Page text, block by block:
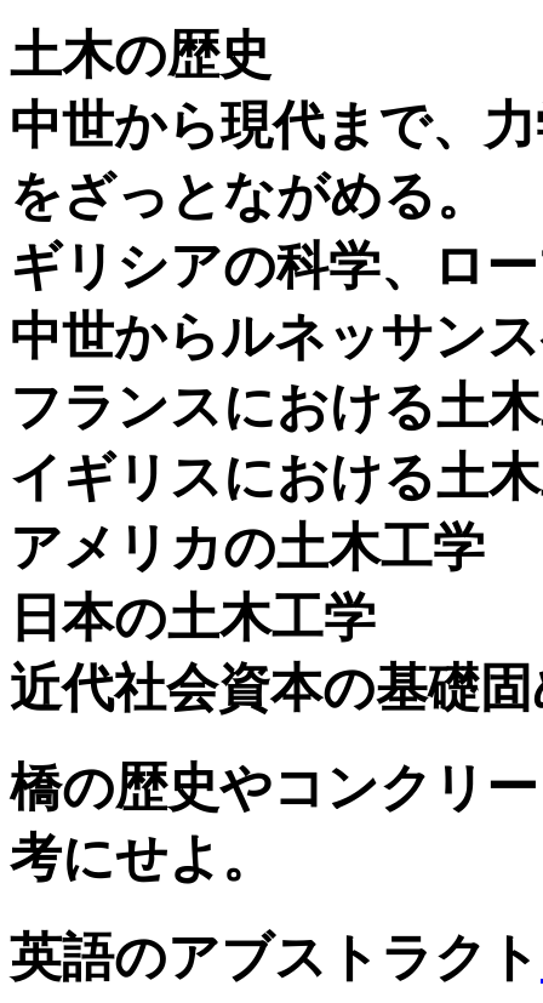
土木の歴史
中世から現代まで、
をざっとながめる。
ギリシアの科学、ロ
中世からルネッサン
フランスにおける土
イギリスにおける土
アメリカの土木工学
日本の土木工学
近代社会資本の基礎
橋の歴史やコンクリ
考にせよ。
英語のアブストラクト